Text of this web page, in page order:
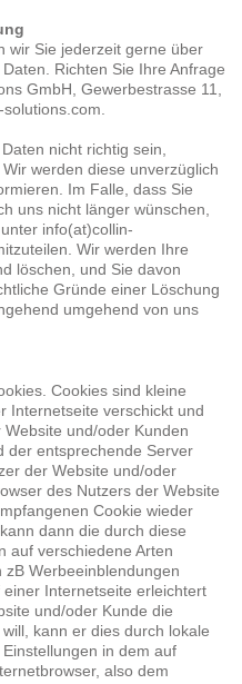
wir Sie jederzeit gerne über
Richten Sie Ihre Anfrage
GmbH, Gewerbestrasse 11,
nicht richtig sein,
werden diese unverzüglich
Im Falle, dass Sie
uns nicht länger wünschen,
info(at)collin-
Wir werden Ihre
löschen, und Sie davon
Gründe einer Löschung
umgehend von uns
Cookies sind kleine
Internetseite verschickt und
und/oder Kunden
der entsprechende Server
der Website und/oder
des Nutzers der Website
Cookie wieder
dann die durch diese
auf verschiedene Arten
Werbeeinblendungen
Internetseite erleichtert
und/oder Kunde die
kann er dies durch lokale
in dem auf
also dem